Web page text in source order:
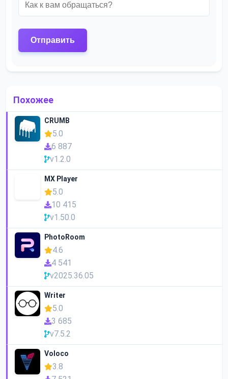
Похожее
CRUMB
5.0
6 887
v1.2.0
MX Player
5.0
10 415
v1.50.0
PhotoRoom
4.6
4 541
v2025.36.05
Writer
5.0
3 685
v7.5.2
Voloco
3.8